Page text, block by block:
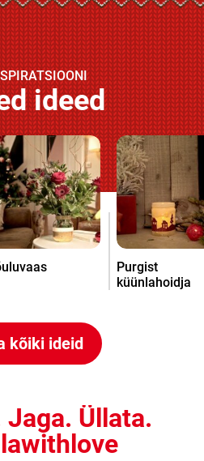
ideed
Purgist
küünlahoidja
kõiki ideid
Üllata.